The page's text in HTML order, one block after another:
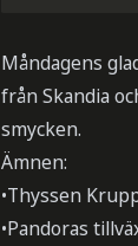
Måndagens
från Skandia
smycken.
Ämnen:
•Thyssen
•Pandoras